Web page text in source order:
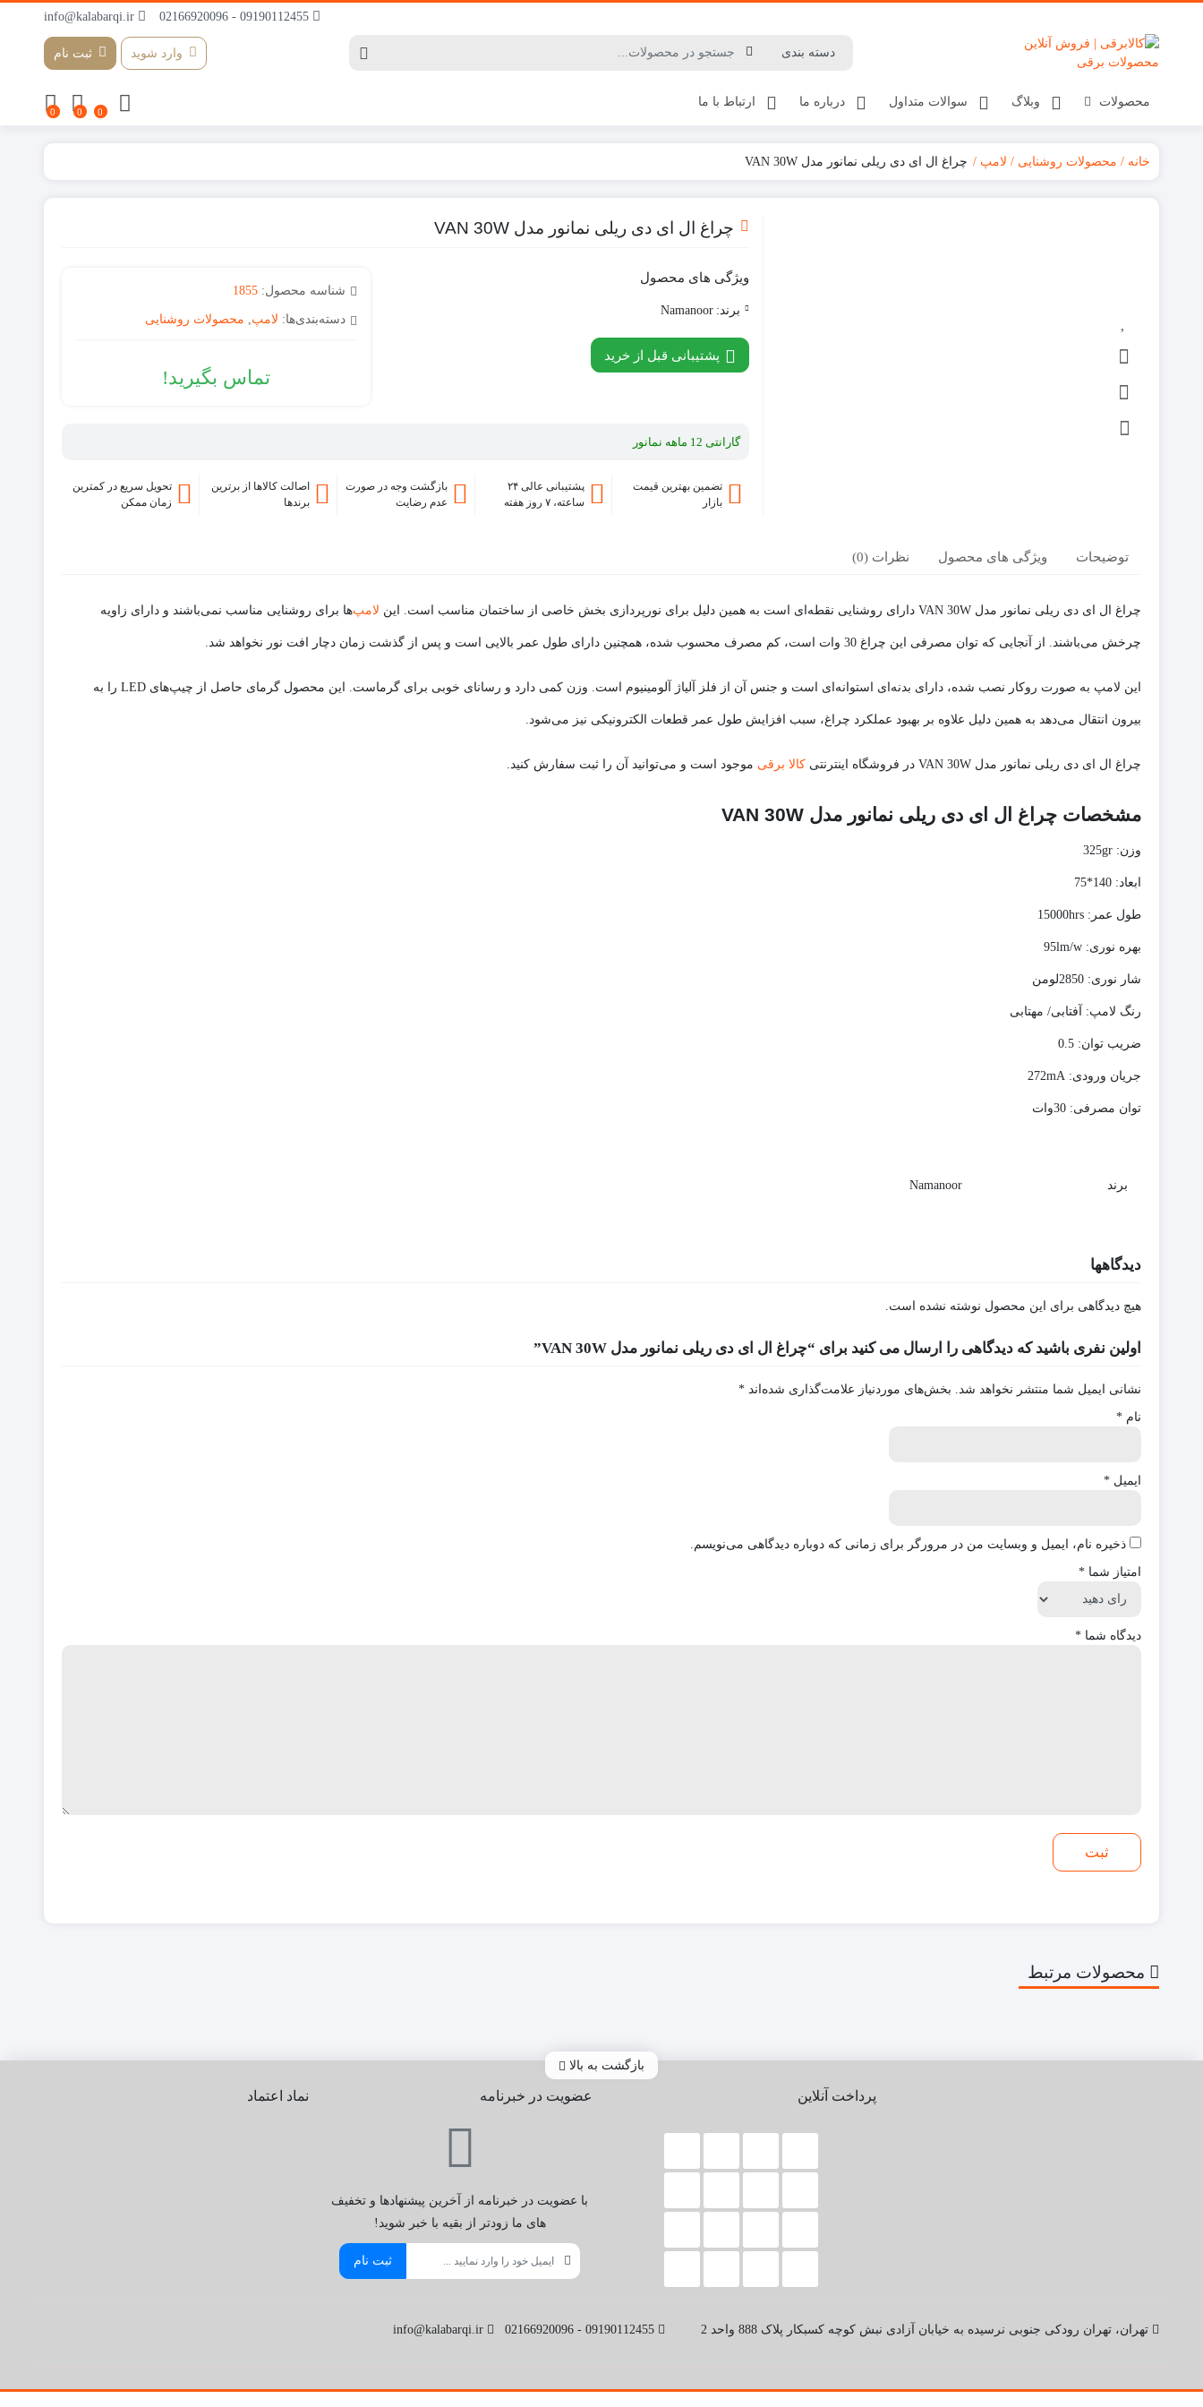
09190112455 - 02166920096
info@kalabarqi.ir
وارد شوید ثبت نام
محصولات وبلاگ سوالات متداول درباره ما ارتباط با ما
0
0
0
خانه محصولات روشنایی لامپ چراغ ال ای دی ریلی نمانور مدل VAN 30W
چراغ ال ای دی ریلی نمانور مدل VAN 30W
ویژگی های محصول
برند: Namanoor
پشتیبانی قبل از خرید
شناسه محصول: 1855
دسته‌بندی‌ها: لامپ, محصولات روشنایی
تماس بگیرید!
گارانتی 12 ماهه نمانور
تضمین بهترین قیمت
بازار
پشتیبانی عالی ۲۴
ساعته، ۷ روز هفته
بازگشت وجه در صورت
عدم رضایت
اصالت کالاها از برترین
برندها
تحویل سریع در کمترین
زمان ممکن
توضیحات ویژگی های محصول نظرات (0)
چراغ ال ای دی ریلی نمانور مدل VAN 30W دارای روشنایی نقطه‌ای است به همین دلیل برای نورپردازی بخش خاصی از ساختمان مناسب است. این لامپ‌ها برای روشنایی مناسب نمی‌باشند و دارای زاویه
چرخش می‌باشند. از آنجایی که توان مصرفی این چراغ 30 وات است، کم مصرف محسوب شده، همچنین دارای طول عمر بالایی است و پس از گذشت زمان دچار افت نور نخواهد شد.
این لامپ به صورت روکار نصب شده، دارای بدنه‌ای استوانه‌ای است و جنس آن از فلز آلیاژ آلومینیوم است. وزن کمی دارد و رسانای خوبی برای گرماست. این محصول گرمای حاصل از چیپ‌های LED را به
بیرون انتقال می‌دهد به همین دلیل علاوه بر بهبود عملکرد چراغ، سبب افزایش طول عمر قطعات الکترونیکی نیز می‌شود.
چراغ ال ای دی ریلی نمانور مدل VAN 30W در فروشگاه اینترنتی کالا برقی موجود است و می‌توانید آن را ثبت سفارش کنید.
مشخصات چراغ ال ای دی ریلی نمانور مدل VAN 30W
وزن:
ابعاد:
طول عمر:
بهره نوری:
شار نوری:
رنگ لامپ: آفتابی/ مهتابی
ضریب توان:
جریان ورودی:
توان مصرفی:
برند Namanoor
دیدگاهها
هیچ دیدگاهی برای این محصول نوشته نشده است.
اولین نفری باشید که دیدگاهی را ارسال می کنید برای “چراغ ال ای دی ریلی نمانور مدل VAN 30W”
نشانی ایمیل شما منتشر نخواهد شد. بخش‌های موردنیاز علامت‌گذاری شده‌اند *
نام *
ایمیل *
ذخیره نام، ایمیل و وبسایت من در مرورگر برای زمانی که دوباره دیدگاهی می‌نویسم.
امتیاز شما *
دیدگاه شما *
محصولات مرتبط
بازگشت به بالا
پرداخت آنلاین عضویت در خبرنامه
با عضویت در خبرنامه از آخرین پیشنهادها و تخفیف
های ما زودتر از بقیه با خبر شوید!
ثبت نام
نماد اعتماد
تهران، تهران رودکی جنوبی نرسیده به خیابان آزادی نبش کوچه کسبکار پلاک 888 واحد 2 09190112455 - 02166920096
info@kalabarqi.ir